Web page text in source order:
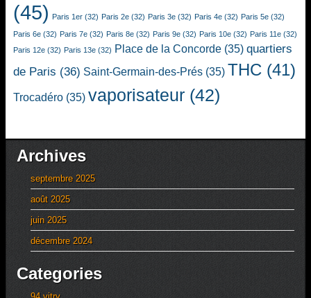
(45) Paris 1er (32) Paris 2e (32) Paris 3e (32) Paris 4e (32) Paris 5e (32)
Paris 6e (32) Paris 7e (32) Paris 8e (32) Paris 9e (32) Paris 10e (32) Paris 11e (32)
Paris 12e (32) Paris 13e (32) Place de la Concorde (35) quartiers
de Paris (36) Saint-Germain-des-Prés (35) THC (41)
Trocadéro (35) vaporisateur (42)
Archives
septembre 2025
août 2025
juin 2025
décembre 2024
Categories